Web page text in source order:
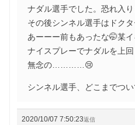
ナダル選手でした。恐れ入り
その後シンネル選手はドクタ
あーーー前もあったな🤭某
ナイスプレーでナダルを上
無念の…………😢
シンネル選手、どこまでつ
2020/10/07 7:50:23返信